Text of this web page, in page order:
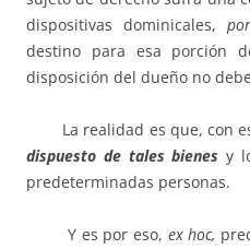
dispositivas dominicales,
destino para esa porción
disposición del dueño no
La realidad es que, con
dispuesto de tales bienes y
predeterminadas personas.
Y es por eso, ex hoc,